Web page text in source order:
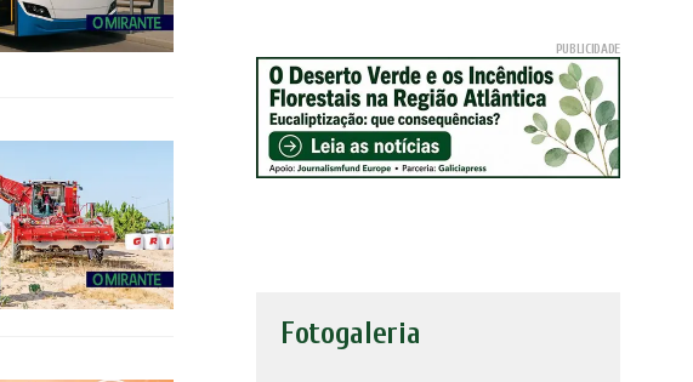
Fotogaleria